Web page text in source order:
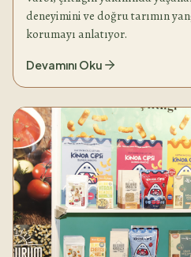
deneyimini ve doğru tarımın
korumayı anlatıyor.
Devamını Oku